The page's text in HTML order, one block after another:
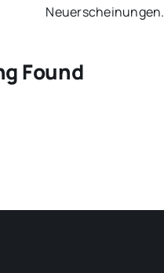
Neuerscheinungen.
Found